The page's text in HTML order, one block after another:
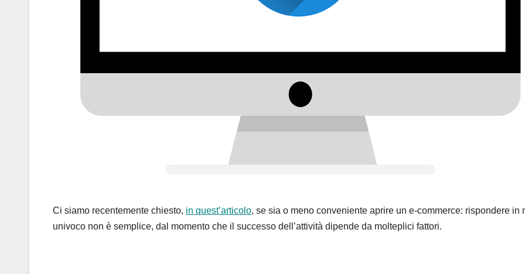
Ci siamo recentemente chiesto, in quest’articolo, se sia o meno conveniente aprire un e-commerce: rispondere in
univoco non è semplice, dal momento che il successo dell’attività dipende da molteplici fattori.